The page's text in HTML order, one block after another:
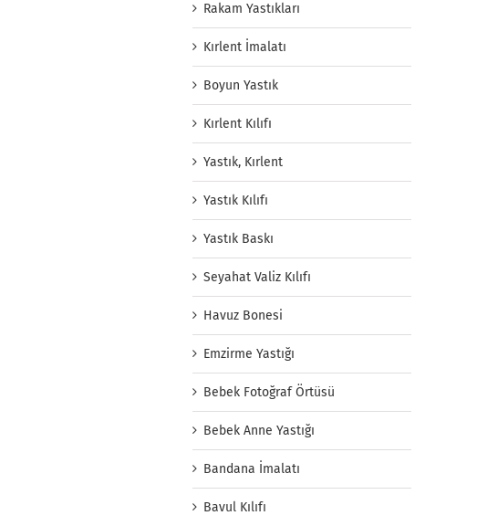
Rakam Yastıkları
Kırlent İmalatı
Boyun Yastık
Kırlent Kılıfı
Yastık, Kırlent
Yastık Kılıfı
Yastık Baskı
Seyahat Valiz Kılıfı
Havuz Bonesi
Emzirme Yastığı
Bebek Fotoğraf Örtüsü
Bebek Anne Yastığı
Bandana İmalatı
Bavul Kılıfı